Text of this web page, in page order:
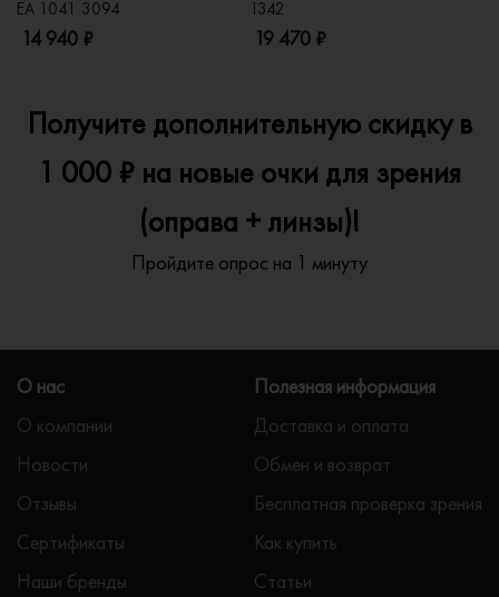
EA 1041 3094
14 940 ₽
1342
19 470 ₽
Получите дополнительную скидку в
1 000 ₽ на новые очки для зрения
(оправа + линзы)!
Пройдите опрос на 1 минуту
О нас
О компании
Новости
Отзывы
Сертификаты
Наши бренды
Полезная информация
Доставка и оплата
Обмен и возврат
Бесплатная проверка зрения
Как купить
Статьи